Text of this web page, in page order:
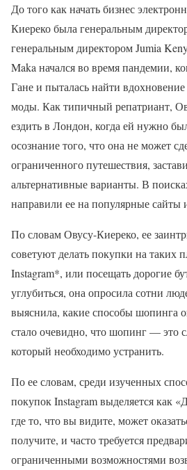
До того как начать бизнес
Киереко была генеральным
генеральным директором Jumia
Maka начался во время пандемии,
Гане и пыталась найти
моды. Как типичный репатриант,
ездить в Лондон, когда ей нужно
осознание того, что она не может
ограниченного путешествия,
альтернативные варианты. В
направили ее на популярные сайты
По словам Овусу-Киереко, ее
советуют делать покупки на таких
Instagram*, или посещать дорогие
углубиться, она опросила сотни
выяснила, какие способы шопинга
стало очевидно, что шопинг — это
который необходимо устранить.
По ее словам, среди изученных
покупок Instagram выделяется как
где то, что вы видите, может
получите, и часто требуется
ограниченными возможностями